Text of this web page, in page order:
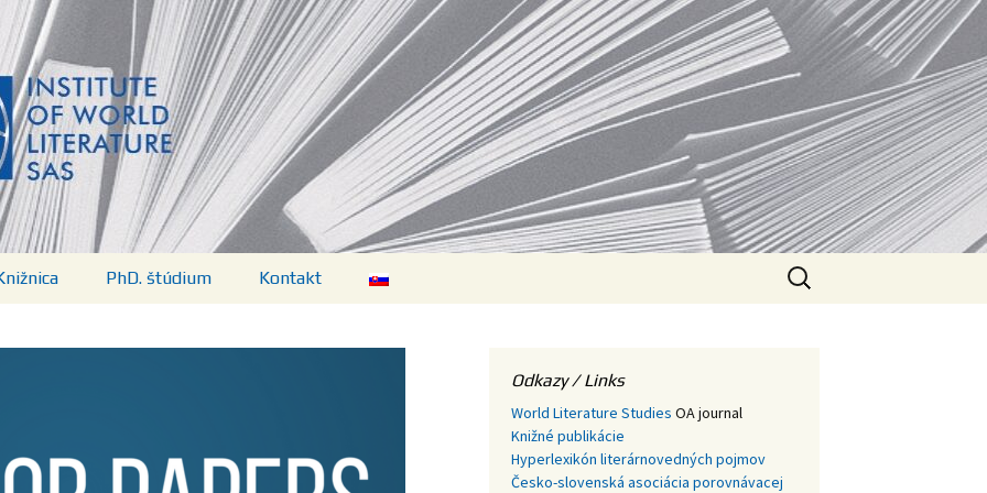
literatúry SAV
PhD. štúdium Kontakt
Hľadať:
Odkazy / Links
World Literature Studies OA journal
Knižné publikácie
Hyperlexikón literárnovedných pojmov
Česko-slovenská asociácia porovnávacej